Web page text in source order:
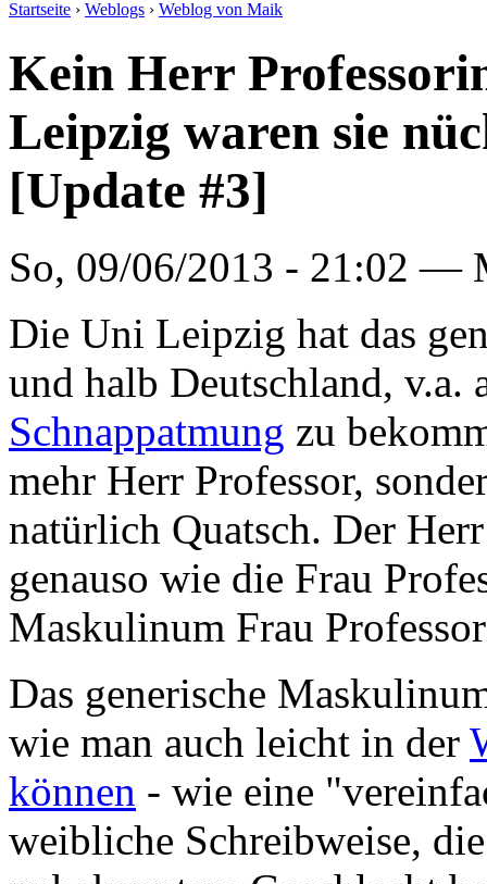
Startseite › Weblogs › Weblog von Maik
Kein Herr
Leipzig waren sie
[Update #3]
So, 09/06/2013 - 21:02 —
Die Uni Leipzig hat das
und halb Deutschland, v.a.
Schnappatmung zu
mehr Herr Professor,
natürlich Quatsch. Der
genauso wie die Frau
Maskulinum Frau
Das generische
wie man auch leicht in der
können - wie eine
weibliche Schreibweise,